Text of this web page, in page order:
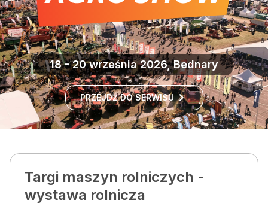
18 - 20 września 2026, Bednary
PRZEJDŹ DO SERWISU
Targi maszyn rolniczych -
wystawa rolnicza